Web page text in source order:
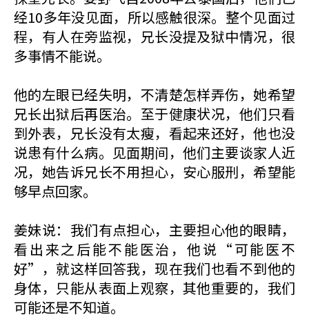
经10多年没见面，所以感触很深。整个见面过
程，有人在旁监视，兄长没提及狱中情况，很
多事情不能说。
他的左眼已经失明，不清楚怎样弄伤，她希望
兄长出狱后再医治。至于健康状况，他们只看
到外表，兄长没有太瘦，看起来还好，他也没
说患有什么病。见面期间，他们主要谈家人近
况，她告诉兄长不用担心，安心服刑，希望能
够早点回家。
姜妹说：我们有点担心，主要担心他的眼睛，
看出来之后能不能医治，他说“可能医不
好”，就这样回答我，现在我们也看不到他的
身体，只能从表面上观察，其他重要的，我们
可能还是不知道。